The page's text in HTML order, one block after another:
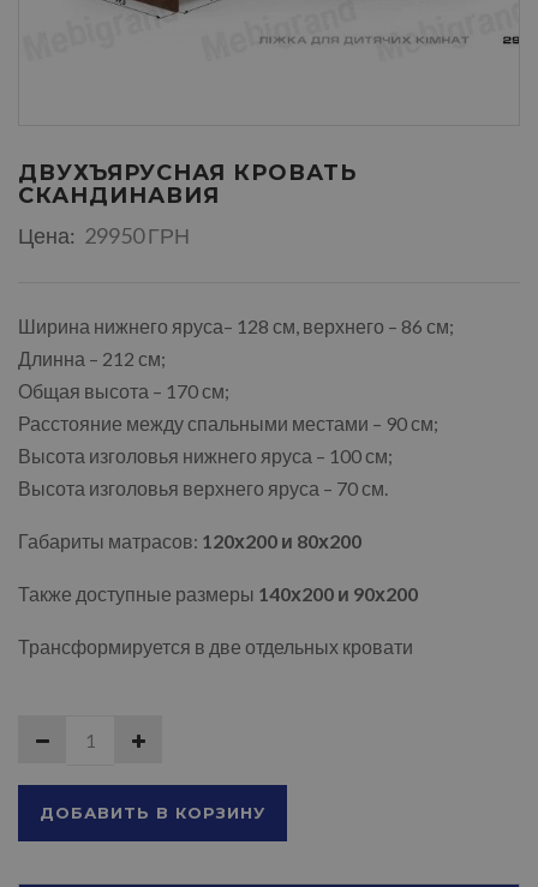
ДВУХЪЯРУСНАЯ КРОВАТЬ
СКАНДИНАВИЯ
Цена: 29950 ГРН
Ширина нижнего яруса– 128 см, верхнего – 86 см;
Длинна – 212 см;
Общая высота – 170 см;
Расстояние между спальными местами – 90 см;
Высота изголовья нижнего яруса – 100 см;
Высота изголовья верхнего яруса – 70 см.
Габариты матрасов: 120х200 и 80х200
Также доступные размеры 140х200 и 90х200
Трансформируется в две отдельных кровати
ДОБАВИТЬ В КОРЗИНУ